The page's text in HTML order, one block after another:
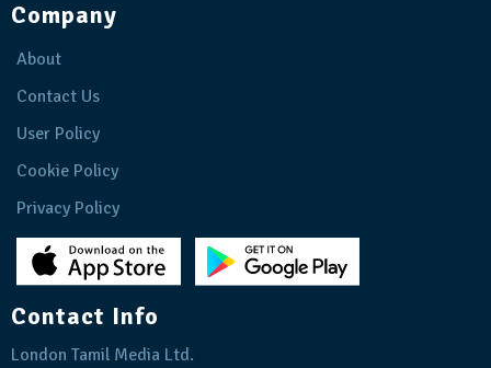
Company
About
Contact Us
User Policy
Cookie Policy
Privacy Policy
Contact Info
London Tamil Media Ltd.